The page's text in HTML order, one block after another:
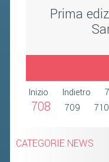
Prima
Inizio
Indietro
708 709 710
CATEGORIE NEWS